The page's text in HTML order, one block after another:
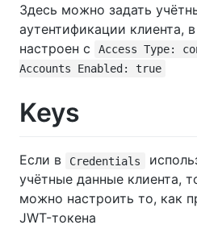
Здесь можно задать
аутентификации клиента,
настроен с
Access Type:
Accounts Enabled: true
Keys
Если в Credentials
учётные данные клиента,
можно настроить то, как
JWT-токена